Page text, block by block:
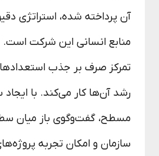
آن پرداخته شده، استراتژی
منابع انسانی این شرکت
تمرکز صرف بر جذب
رشد آن‌ها کار می‌کند. با ایجاد
مسطح، گفت‌وگوی باز میان
سازمان و امکان تجربه